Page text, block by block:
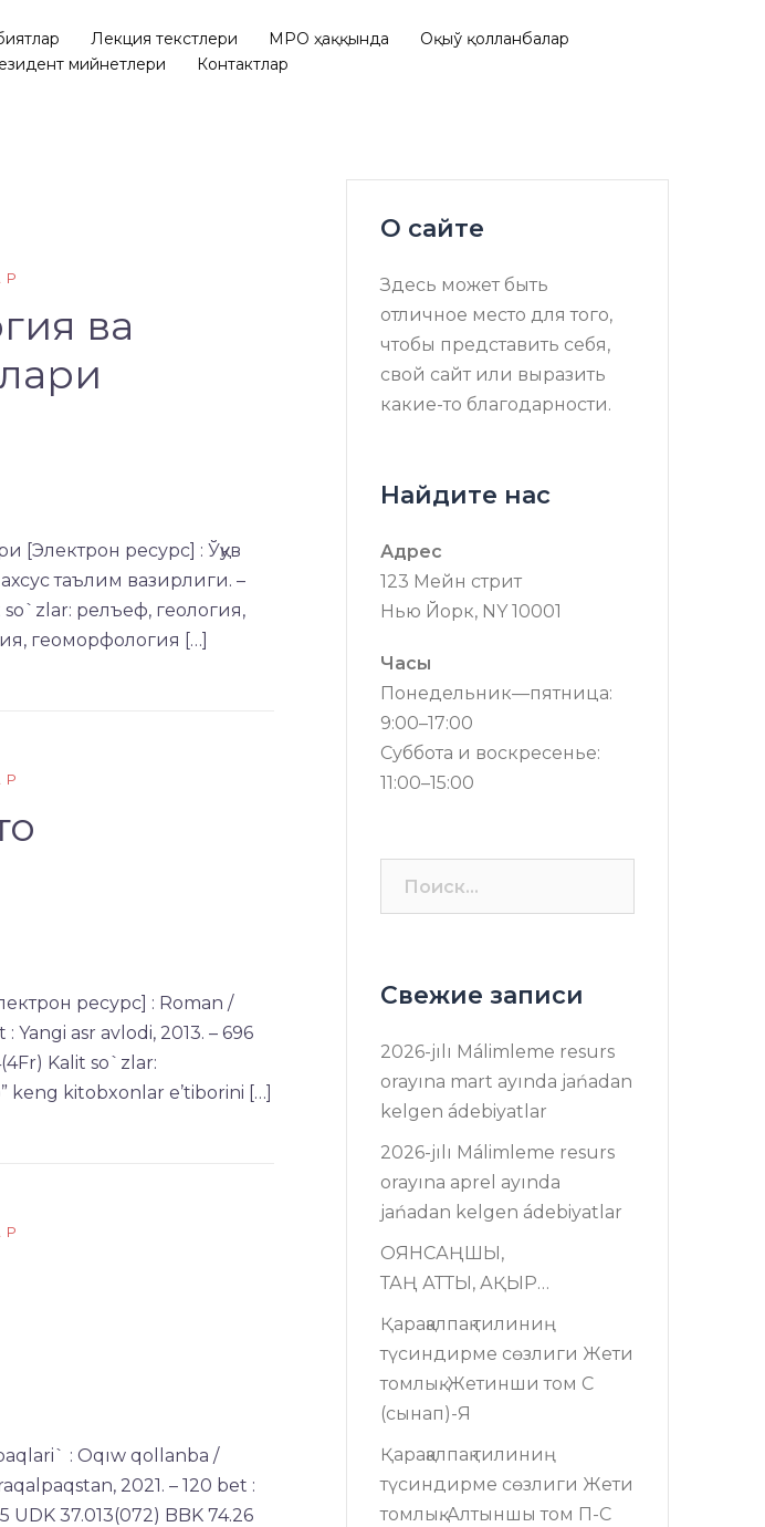
Лекция текстлери МРО ҳаққында
Оқыў қолланбалар
мийнетлери Контактлар
ва
[Электрон ресурс] : Ўқув
таълим вазирлиги. –
so`zlar: релъеф, геология,
геоморфология […]
ресурс] : Roman /
asr avlodi, 2013. – 696
Kalit so`zlar:
keng kitobxonlar e’tiborini […]
: Oqıw qollanba /
2021. – 120 bet :
UDK 37.013(072) BBK 74.26
О сайте
Здесь может быть
отличное место для того,
чтобы представить себя,
свой сайт или выразить
какие-то благодарности.
Найдите нас
Адрес
123 Мейн стрит
Нью Йорк, NY 10001
Часы
Понедельник—пятница:
9:00–17:00
Суббота и воскресенье:
11:00–15:00
Свежие записи
2026-jılı Málimleme resurs
оrayına mart ayında jańadan
kelgen ádebiyatlar
2026-jılı Málimleme resurs
оrayına aprel ayında
jańadan kelgen ádebiyatlar
ОЯНСАҢШЫ,
ТАҢ АТТЫ, АҚЫР…
Қарақалпақ тилиниң
түсиндирме сөзлиги Жети
томлық. Жетинши том C
(сынап)-Я
Қарақалпақ тилиниң
түсиндирме сөзлиги Жети
томлық. Алтыншы том П-C